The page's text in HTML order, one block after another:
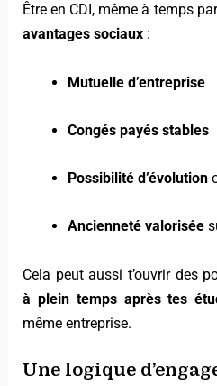
Être en CDI, même à temps
avantages sociaux :
Mutuelle d’entreprise
Congés payés stables
Possibilité d’évolution
Ancienneté valorisée
Cela peut aussi t’ouvrir des
à plein temps après tes
même entreprise.
Une logique